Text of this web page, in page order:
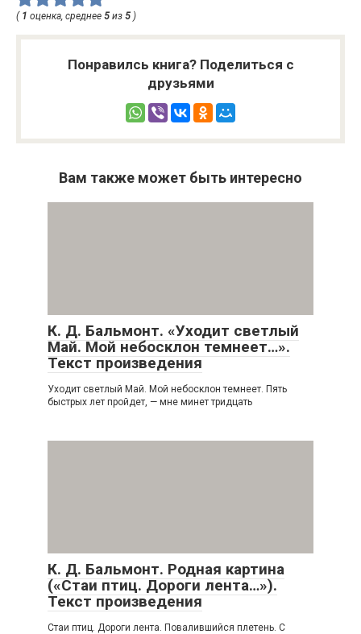
( 1 оценка, среднее 5 из 5 )
Понравилсь книга? Поделиться с
друзьями
Вам также может быть интересно
К. Д. Бальмонт. «Уходит светлый
Май. Мой небосклон темнеет…».
Текст произведения
Уходит светлый Май. Мой небосклон темнеет. Пять
быстрых лет пройдет, — мне минет тридцать
К. Д. Бальмонт. Родная картина
(«Стаи птиц. Дороги лента…»).
Текст произведения
Стаи птиц. Дороги лента. Повалившийся плетень. С